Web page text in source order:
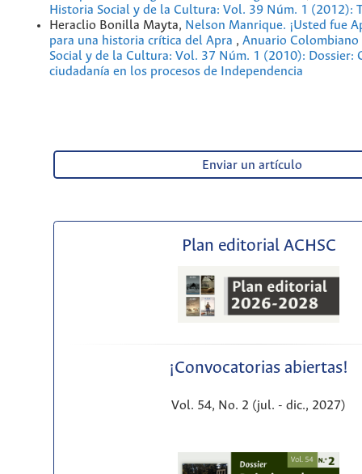
Historia Social y de la Cultura: Vol. 39 Núm. 1 (2012):
Heraclio Bonilla Mayta, Nelson Manrique. ¡Usted fue
para una historia crítica del Apra , Anuario
Social y de la Cultura: Vol. 37 Núm. 1 (2010): Dossier:
ciudadanía en los procesos de Independencia
Enviar un artículo
Plan editorial ACHSC
¡Convocatorias abiertas!
Vol. 54, No. 2 (jul. - dic., 2027)